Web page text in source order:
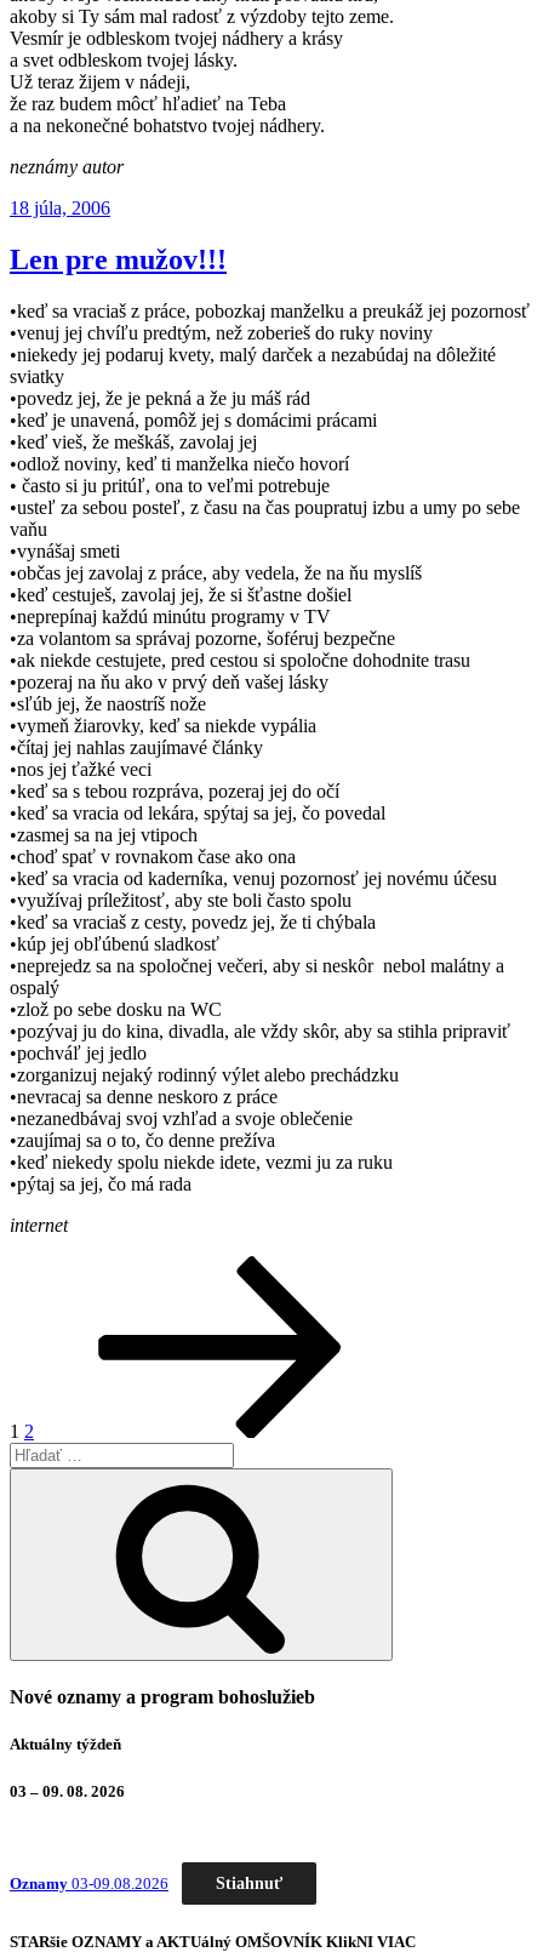
akoby si Ty sám mal radosť z výzdoby tejto zeme.
Vesmír je odbleskom tvojej nádhery a krásy
a svet odbleskom tvojej lásky.
Už teraz žijem v nádeji,
že raz budem môcť hľadieť na Teba
a na nekonečné bohatstvo tvojej nádhery.
neznámy autor
Publikované
18 júla, 2006
Len pre mužov!!!
•keď sa vraciaš z práce, pobozkaj manželku a preukáž jej pozornosť
•venuj jej chvíľu predtým, než zoberieš do ruky noviny
•niekedy jej podaruj kvety, malý darček a nezabúdaj na dôležité
sviatky
•povedz jej, že je pekná a že ju máš rád
•keď je unavená, pomôž jej s domácimi prácami
•keď vieš, že meškáš, zavolaj jej
•odlož noviny, keď ti manželka niečo hovorí
• často si ju pritúľ, ona to veľmi potrebuje
•usteľ za sebou posteľ, z času na čas poupratuj izbu a umy po sebe
vaňu
•vynášaj smeti
•občas jej zavolaj z práce, aby vedela, že na ňu myslíš
•keď cestuješ, zavolaj jej, že si šťastne došiel
•neprepínaj každú minútu programy v TV
•za volantom sa správaj pozorne, šoféruj bezpečne
•ak niekde cestujete, pred cestou si spoločne dohodnite trasu
•pozeraj na ňu ako v prvý deň vašej lásky
•sľúb jej, že naostríš nože
•vymeň žiarovky, keď sa niekde vypália
•čítaj jej nahlas zaujímavé články
•nos jej ťažké veci
•keď sa s tebou rozpráva, pozeraj jej do očí
•keď sa vracia od lekára, spýtaj sa jej, čo povedal
•zasmej sa na jej vtipoch
•choď spať v rovnakom čase ako ona
•keď sa vracia od kaderníka, venuj pozornosť jej novému účesu
•využívaj príležitosť, aby ste boli často spolu
•keď sa vraciaš z cesty, povedz jej, že ti chýbala
•kúp jej obľúbenú sladkosť
•neprejedz sa na spoločnej večeri, aby si neskôr nebol malátny a
ospalý
•zlož po sebe dosku na WC
•pozývaj ju do kina, divadla, ale vždy skôr, aby sa stihla pripraviť
•pochváľ jej jedlo
•zorganizuj nejaký rodinný výlet alebo prechádzku
•nevracaj sa denne neskoro z práce
•nezanedbávaj svoj vzhľad a svoje oblečenie
•zaujímaj sa o to, čo denne prežíva
•keď niekedy spolu niekde idete, vezmi ju za ruku
•pýtaj sa jej, čo má rada
internet
1 2
Hľadať:
Nové oznamy a program bohoslužieb
Aktuálny týždeň
03 – 09. 08. 2026
Oznamy 03-09.08.2026 Stiahnuť
STARšie OZNAMY a AKTUálný OMŠOVNÍK KlikNI VIAC